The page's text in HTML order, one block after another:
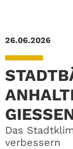
26.06.2026
GIESSEN
Das
verbessern